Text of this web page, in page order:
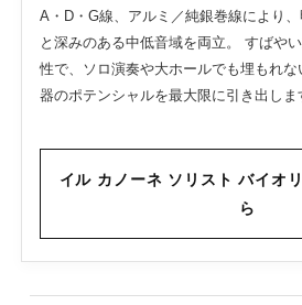
A・D・G線、アルミ／純銀巻線により
と深みのある中低音域を両立。 すばや
性で、ソロ演奏や大ホールでも埋もれ
器のポテンシャルを最大限に引き出しま
イル カノーネ ソリスト バイオ
ら